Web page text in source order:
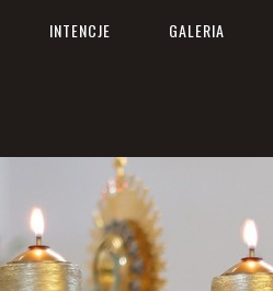
INTENCJE GALERIA